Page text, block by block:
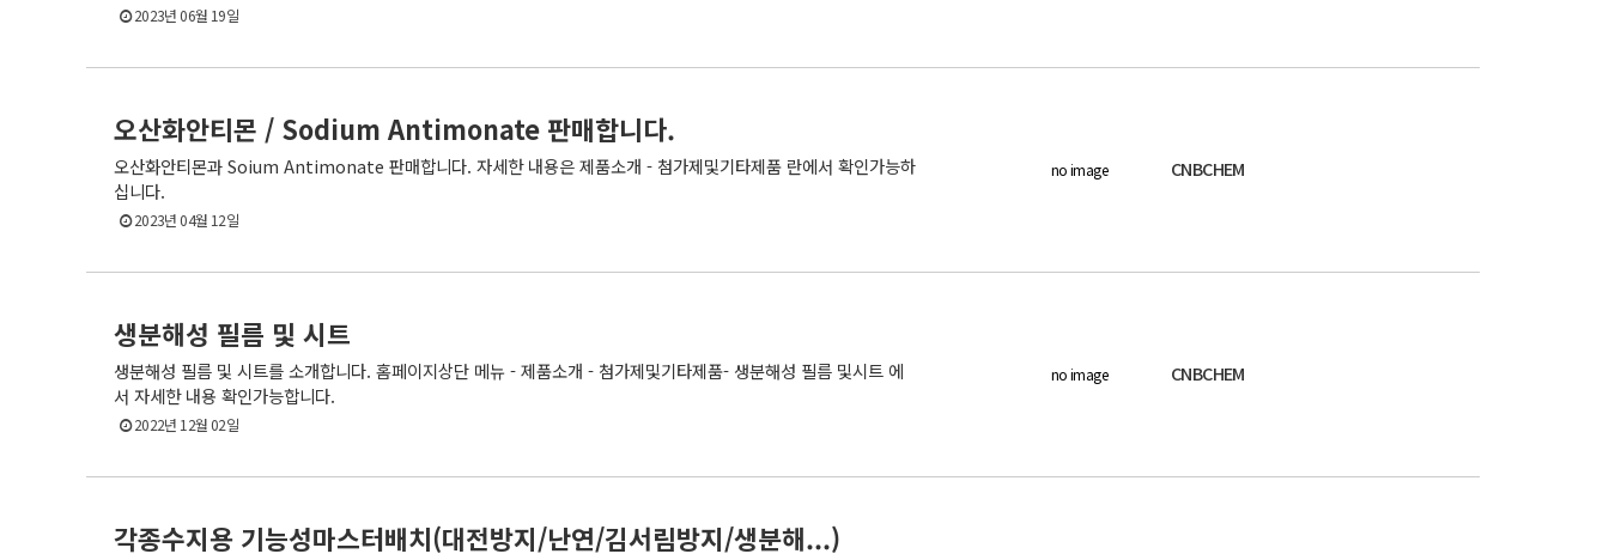
2023년 06월 19일
오산화안티몬 / Sodium Antimonate 판매합니다.
오산화안티몬과 Soium Antimonate 판매합니다. 자세한 내용은 제품소개 - 첨가제및기타제품 란에서 확인가능하
십니다.
2023년 04월 12일
no image CNBCHEM
생분해성 필름 및 시트
생분해성 필름 및 시트를 소개합니다. 홈페이지상단 메뉴 - 제품소개 - 첨가제및기타제품- 생분해성 필름 및시트 에
서 자세한 내용 확인가능합니다.
2022년 12월 02일
no image CNBCHEM
각종수지용 기능성마스터배치(대전방지/난연/김서림방지/생분해...)